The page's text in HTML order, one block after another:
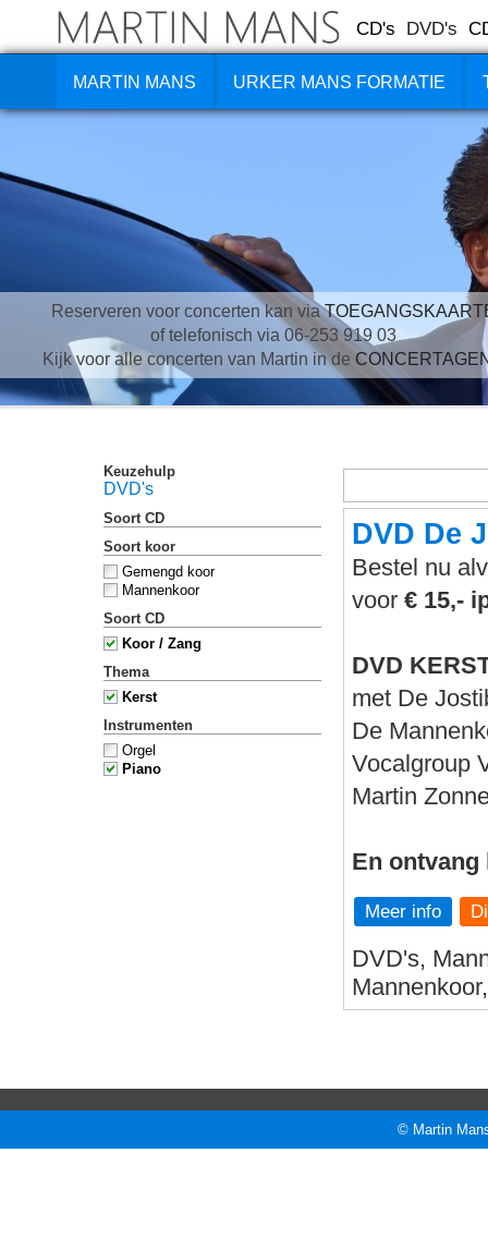
CD's DVD's
MARTIN MANS URKER MANS FORMATIE
Reserveren voor concerten kan via
of telefonisch via 06-253 919 03
Kijk voor alle concerten van Martin in de
Keuzehulp
DVD's
Soort CD
Soort koor
Gemengd koor
Mannenkoor
Soort CD
Koor / Zang
Thema
Kerst
Instrumenten
Orgel
Piano
DVD De
Bestel nu
voor € 15,-
DVD
met De
De
Vocalgroup
Martin
En ontvang
Meer info
DVD's,
© Martin